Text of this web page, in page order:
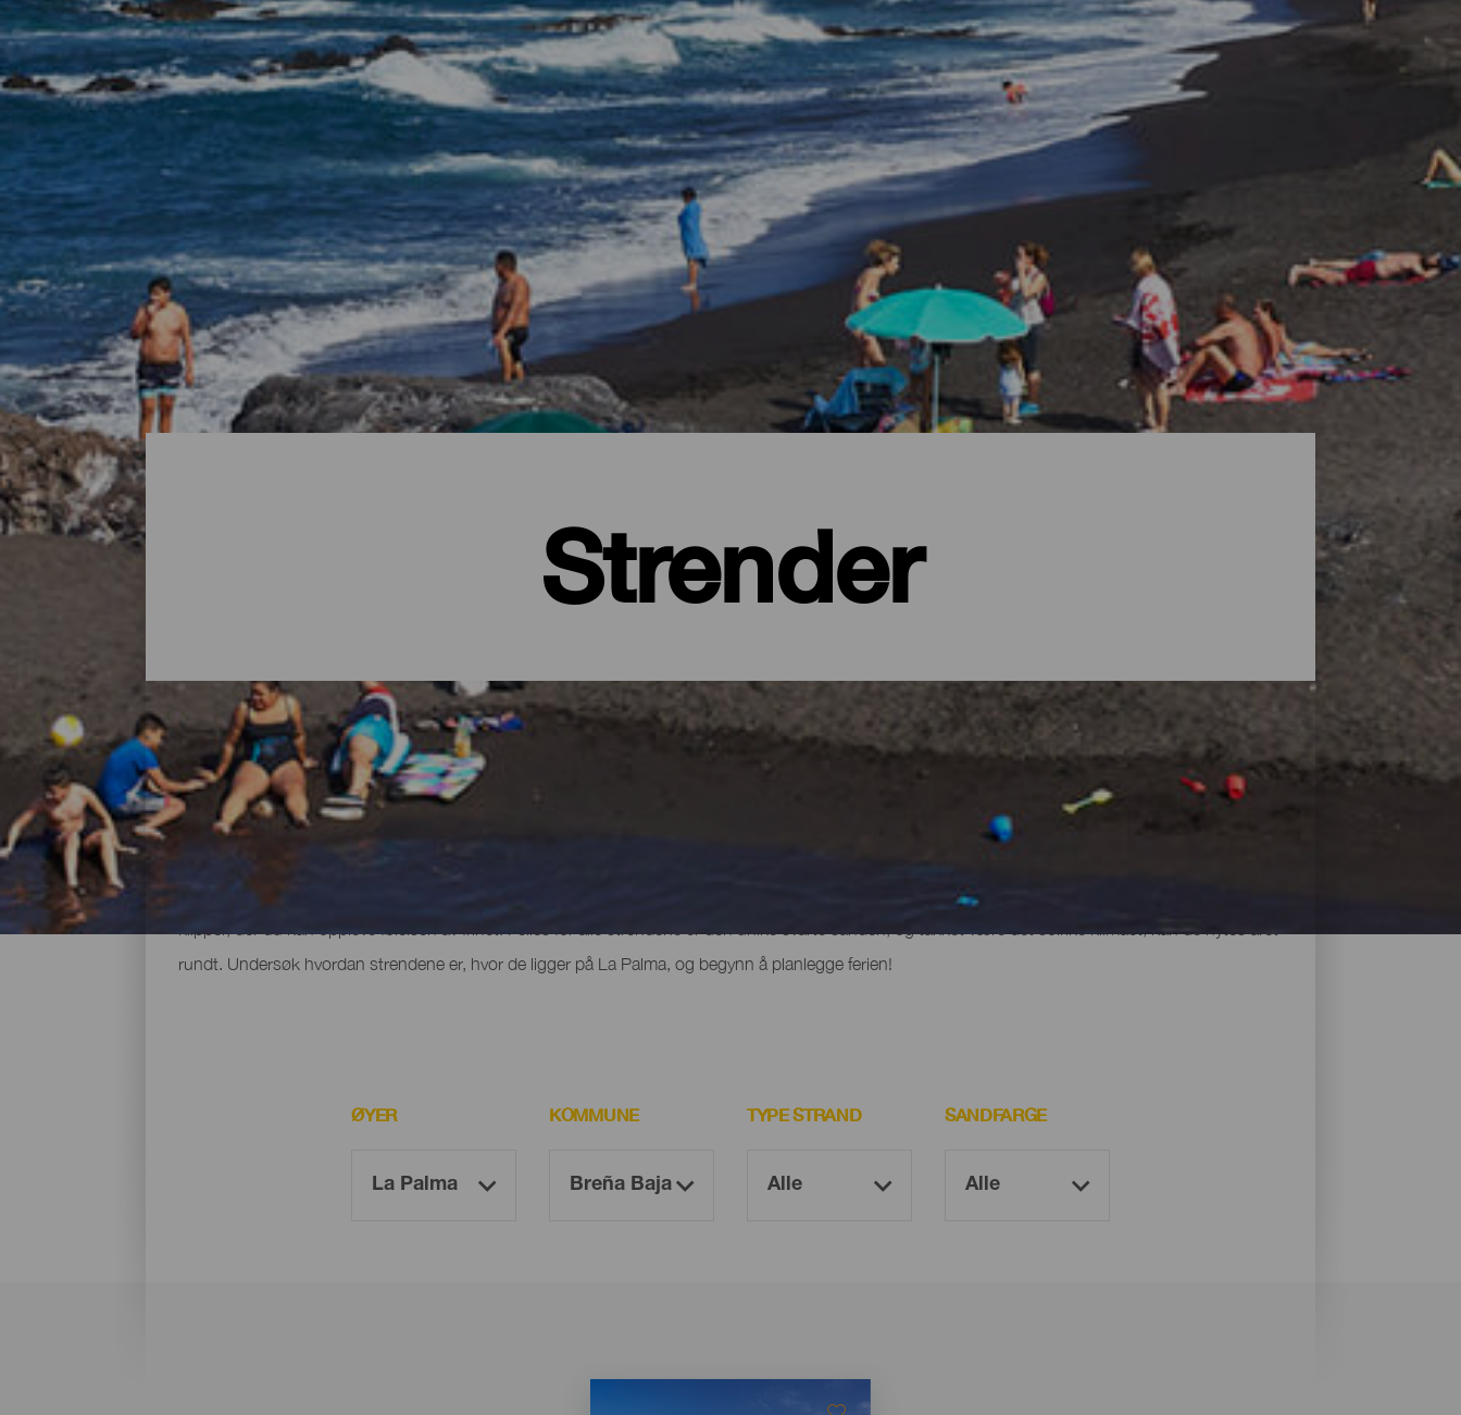
Strender
Alle strendene på La Palma
med flotte strender. Det finnes bystrender med alle fasiliteter, store strender hvor du finner din egen plass, og små strender, ved foten av fjell eller
rundt. Undersøk hvordan strendene er, hvor de ligger på La Palma, og begynn å planlegge ferien!
ØYER KOMMUNE TYPE STRAND SANDFARGE